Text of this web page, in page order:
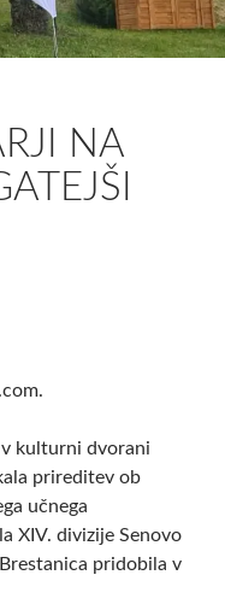
NA
v kulturni dvorani
prireditev ob
učnega
XIV. divizije Senovo
pridobila v